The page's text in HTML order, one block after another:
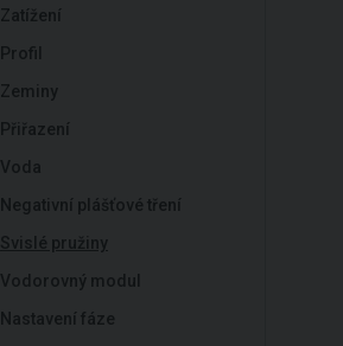
Zatížení
Profil
Zeminy
Přiřazení
Voda
Negativní plášťové tření
Svislé pružiny
Vodorovný modul
Nastavení fáze